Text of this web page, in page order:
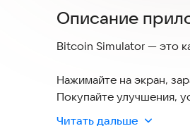
Описание
Bitcoin Simulator — это
Нажимайте на экран,
Покупайте улучшения,
Читать дальше